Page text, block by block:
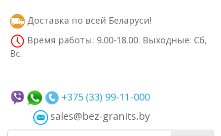
Доставка по всей Беларуси!
Время работы: 9.00-18.00. Выходные: Сб,
Вс.
+375 (33) 99-11-000
sales@bez-granits.by